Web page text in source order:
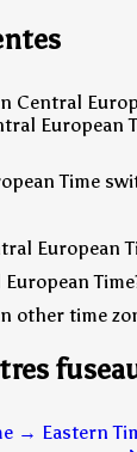
Central
European
Time
European
other time
→ Eastern